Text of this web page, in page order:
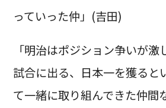
っていった仲」(吉田)
「明治はポジション争いが激
試合に出る、日本一を獲ると
て一緒に取り組んできた仲間